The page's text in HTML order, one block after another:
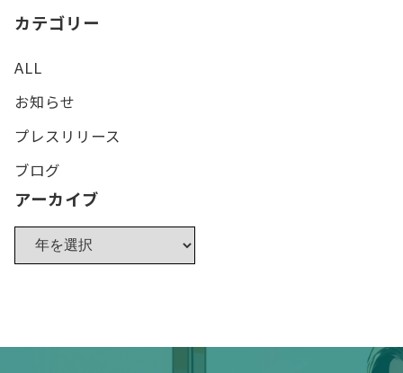
カテゴリー
ALL
お知らせ
プレスリリース
ブログ
アーカイブ